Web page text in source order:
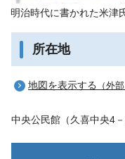
明治時代に書かれた米津
所在地
地図を表示する （外
中央公民館（久喜中央4－